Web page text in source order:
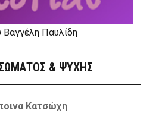
Βαγγέλη Παυλίδη
& ΨΥΧΗΣ
Κατσώχη